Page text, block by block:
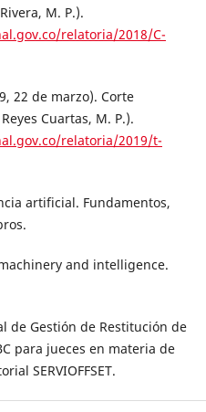
M. P.).
relatoria/2018/C-
22 de marzo). Corte
Cuartas, M. P.).
relatoria/2019/t-
artificial. Fundamentos,
and intelligence.
de Gestión de Restitución de
para jueces en materia de
SERVIOFFSET.